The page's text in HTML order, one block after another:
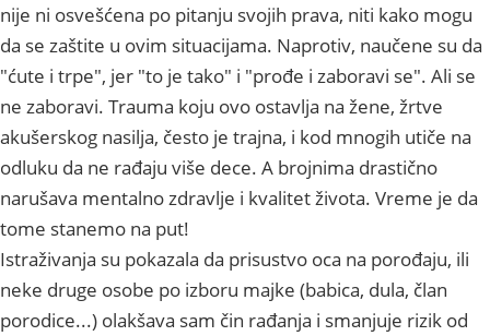
nije ni osvešćena po pitanju svojih prava, niti kako mogu
da se zaštite u ovim situacijama. Naprotiv, naučene su da
"ćute i trpe", jer "to je tako" i "prođe i zaboravi se". Ali se
ne zaboravi. Trauma koju ovo ostavlja na žene, žrtve
akušerskog nasilja, često je trajna, i kod mnogih utiče na
odluku da ne rađaju više dece. A brojnima drastično
narušava mentalno zdravlje i kvalitet života. Vreme je da
tome stanemo na put!
Istraživanja su pokazala da prisustvo oca na porođaju, ili
neke druge osobe po izboru majke (babica, dula, član
porodice...) olakšava sam čin rađanja i smanjuje rizik od